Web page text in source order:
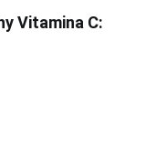
Vitamina C: